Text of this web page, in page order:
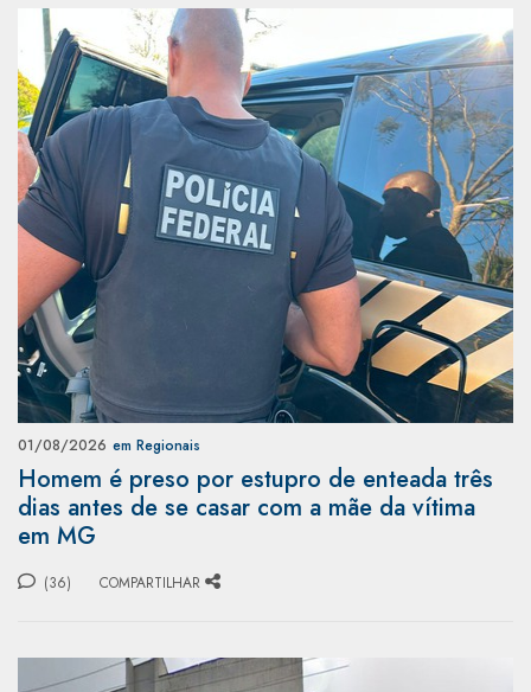
01/08/2026 em Regionais
Homem é preso por estupro de enteada três
dias antes de se casar com a mãe da vítima
em MG
(36) COMPARTILHAR